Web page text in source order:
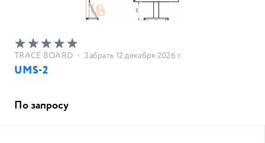
TRACE BOARD • Забрать 12 декабря 2026 г.
UMS-2
По запросу